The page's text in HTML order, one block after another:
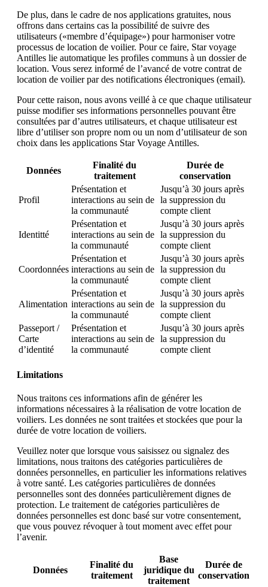
De plus, dans le cadre de nos applications gratuites, nous
offrons dans certains cas la possibilité de suivre des
utilisateurs («membre d’équipage») pour harmoniser votre
processus de location de voilier. Pour ce faire, Star voyage
Antilles lie automatique les profiles communs à un dossier de
location. Vous serez informé de l’avancé de votre contrat de
location de voilier par des notifications électroniques (email).
Pour cette raison, nous avons veillé à ce que chaque utilisateur
puisse modifier ses informations personnelles pouvant être
consultées par d’autres utilisateurs, et chaque utilisateur est
libre d’utiliser son propre nom ou un nom d’utilisateur de son
choix dans les applications Star Voyage Antilles.
Données
Finalité du
traitement
Durée de
conservation
Profil
Présentation et
interactions au sein de
la communauté
Jusqu’à 30 jours après
la suppression du
compte client
Identitté
Présentation et
interactions au sein de
la communauté
Jusqu’à 30 jours après
la suppression du
compte client
Coordonnées
Présentation et
interactions au sein de
la communauté
Jusqu’à 30 jours après
la suppression du
compte client
Alimentation
Présentation et
interactions au sein de
la communauté
Jusqu’à 30 jours après
la suppression du
compte client
Passeport /
Carte
d’identité
Présentation et
interactions au sein de
la communauté
Jusqu’à 30 jours après
la suppression du
compte client
Limitations
Nous traitons ces informations afin de générer les
informations nécessaires à la réalisation de votre location de
voiliers. Les données ne sont traitées et stockées que pour la
durée de votre location de voiliers.
Veuillez noter que lorsque vous saisissez ou signalez des
limitations, nous traitons des catégories particulières de
données personnelles, en particulier les informations relatives
à votre santé. Les catégories particulières de données
personnelles sont des données particulièrement dignes de
protection. Le traitement de catégories particulières de
données personnelles est donc basé sur votre consentement,
que vous pouvez révoquer à tout moment avec effet pour
l’avenir.
Données
Finalité du
traitement
Base
juridique du
traitement
Durée de
conservation